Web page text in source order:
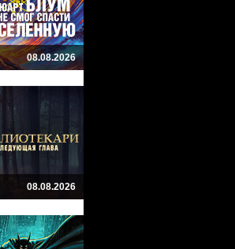
08.08.2026
08.08.2026